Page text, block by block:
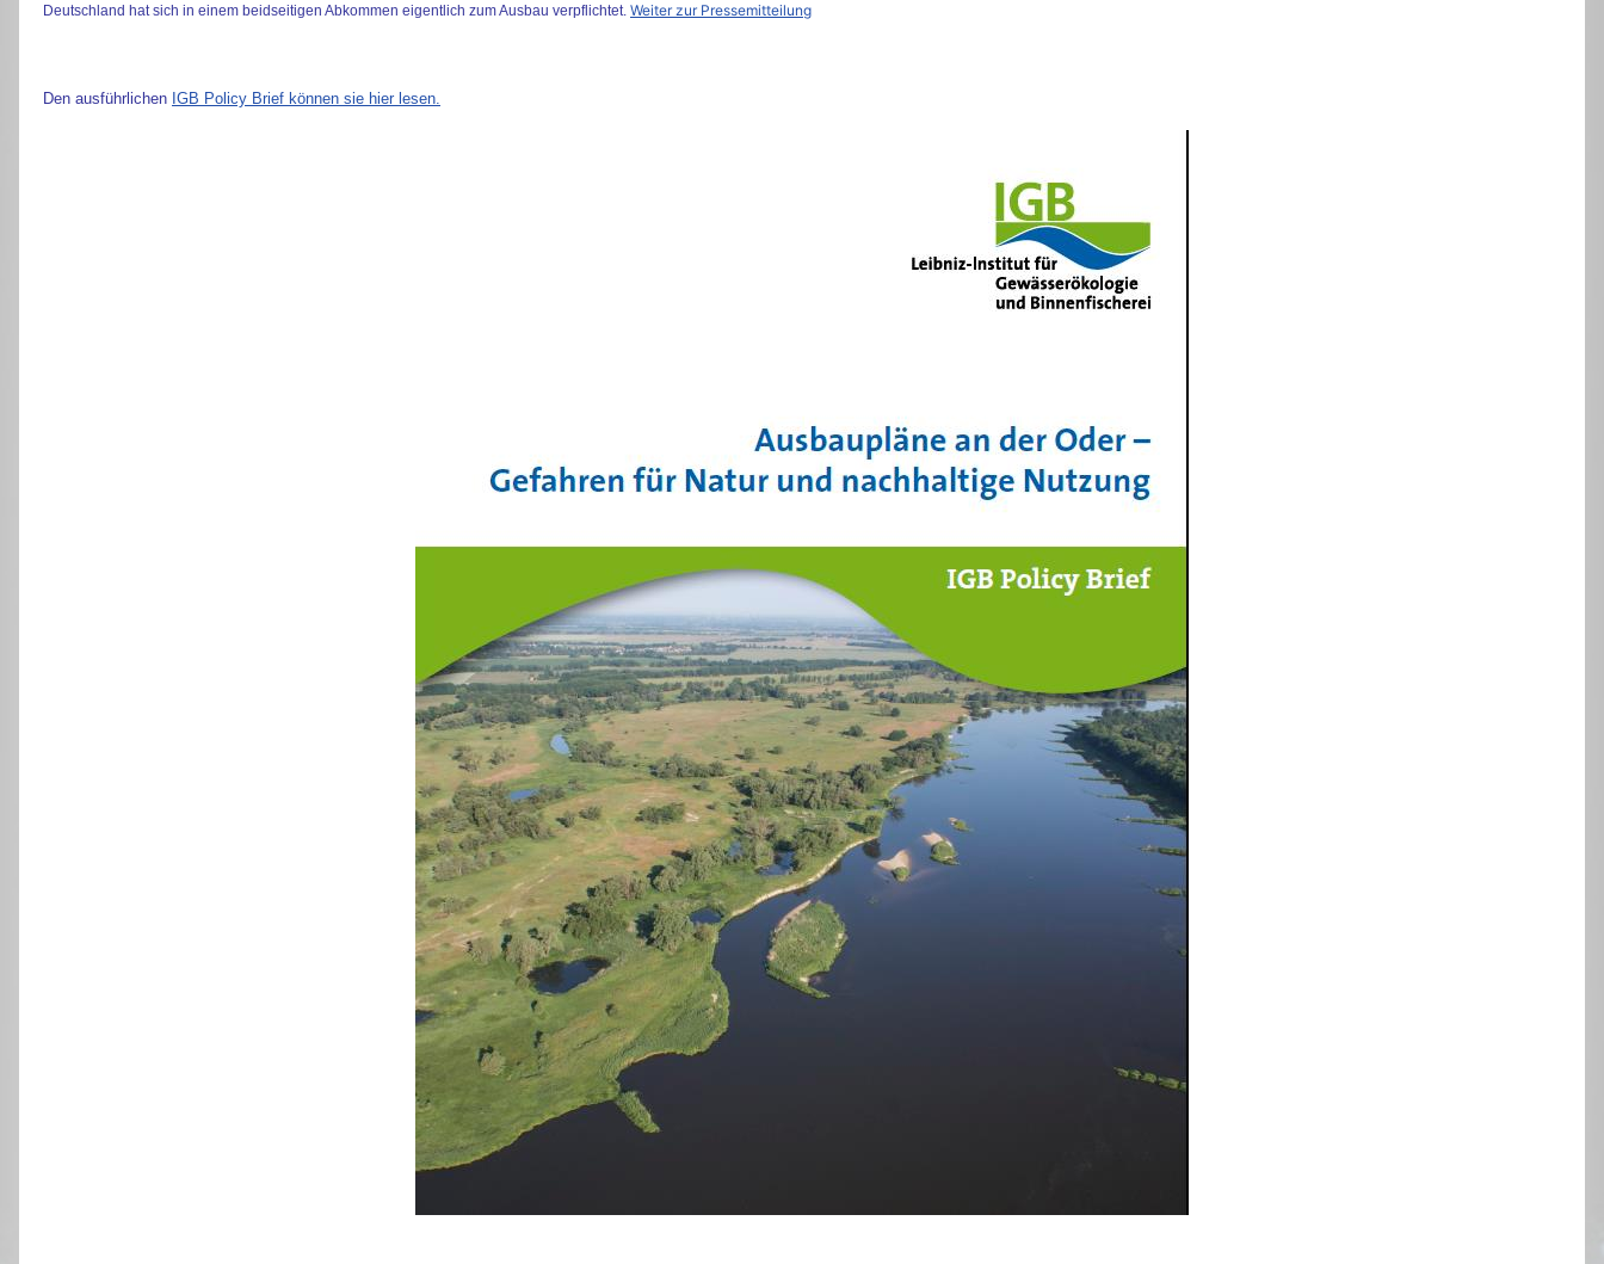
Deutschland hat sich in einem beidseitigen Abkommen eigentlich zum Ausbau verpflichtet. Weiter zur Pressemitteilung
Den ausführlichen IGB Policy Brief können sie hier lesen.